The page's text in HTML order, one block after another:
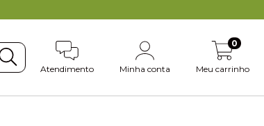
Atendimento Minha conta Meu carrinho
0